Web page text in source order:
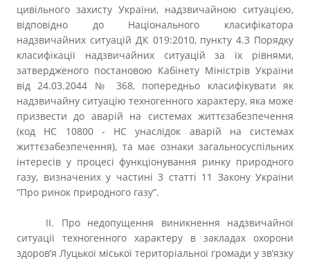
цивільного захисту України, надзвичайною ситуацією,
відповідно до Національного класифікатора
надзвичайних ситуацій ДК 019:2010, пункту 4.3 Порядку
класифікації надзвичайних ситуацій за їх рівнями,
затвердженого постановою Кабінету Міністрів України
від 24.03.2044 № 368, попередньо класифікувати як
надзвичайну ситуацію техногенного характеру, яка може
призвести до аварій на системах життєзабезпечення
(код НС 10800 - НС унаслідок аварій на системах
життєзабезпечення), та має ознаки загальносуспільних
інтересів у процесі функціонування ринку природного
газу, визначених у частині 3 статті 11 Закону України
“Про ринок природного газу”.
ІІ. Про недопущення виникнення надзвичайної
ситуації техногенного характеру в закладах охорони
здоров’я Луцької міської територіальної громади у зв’язку